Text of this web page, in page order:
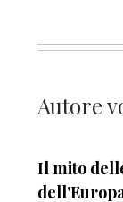
Autore
Il mito